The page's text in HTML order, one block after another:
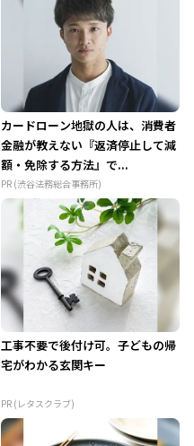
カードローン地獄の人は、消費者
金融が教えない『返済停止して減
額・免除する方法』で...
PR (渋谷法務総合事務所)
工事不要で後付け可。子どもの帰
宅がわかる玄関キー
PR (レタスクラブ)